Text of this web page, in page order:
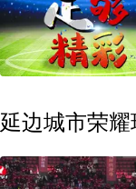
延边城市荣